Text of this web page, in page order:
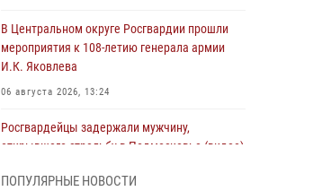
В Центральном округе Росгвардии прошли
мероприятия к 108‑летию генерала армии
И.К. Яковлева
06 августа 2026, 13:24
Росгвардейцы задержали мужчину,
открывшего стрельбу в Подмосковье (видео)
ПОПУЛЯРНЫЕ НОВОСТИ